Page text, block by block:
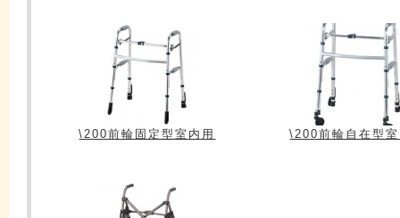
\200前輪固定型室内用 \200前輪自在型